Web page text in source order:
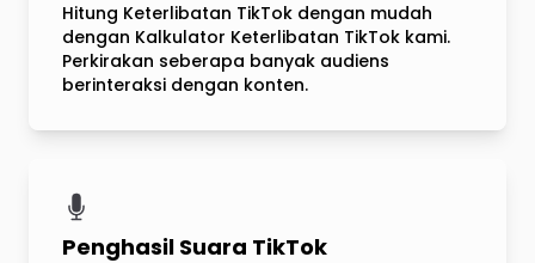
Hitung Keterlibatan TikTok dengan mudah
dengan Kalkulator Keterlibatan TikTok kami.
Perkirakan seberapa banyak audiens
berinteraksi dengan konten.
Penghasil Suara TikTok